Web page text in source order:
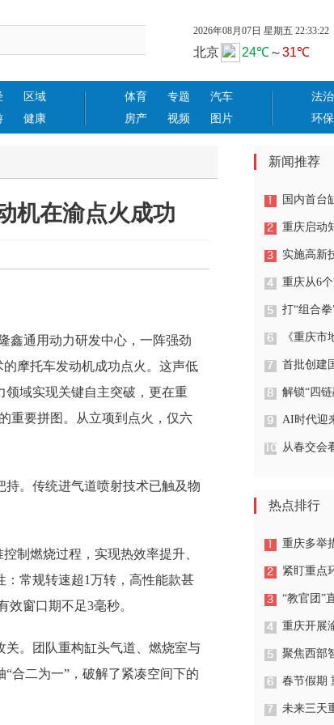
2026年08月07日 星期五 22:33:22
区域
健康
体育 专题
汽车
房产
视频 图片
法治
环保
机在渝点火成功
鑫通用动力研发中心，一阵强劲
摩托车发动机成功点火。这声低
领域实现关键自主突破，更在重
重要拼图。从立项到点火，仅六
。传统进气道喷射技术已触及物
制燃烧过程，实现热效率提升、
常规转速超1万转，高性能款甚
效窗口期不足3毫秒。
关。团队重构缸头气道、燃烧室与
合二为一”，破解了紧凑空间下的
新闻推荐
国内首台
成功
重庆启动
服务送到
实施高新
增”行动
新“C位”
重庆从6
打“组合
《重庆
费者投诉
首批创建
公布 两江
解锁“四
数字化金
AI时代迎
人公司”
从春交会
热点排行
重庆多举
烟火气“
紧盯重点
明确企业
要求
“教官团”
救援防线
重庆开展
成训练
聚焦西部
重庆紧固
渝启幕
春节假期
万人次
未来三天